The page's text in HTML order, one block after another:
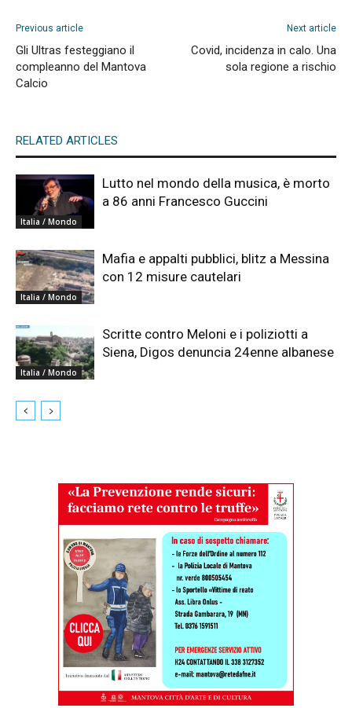
Previous article
Gli Ultras festeggiano il
compleanno del Mantova
Calcio
Next article
Covid, incidenza in calo. Una
sola regione a rischio
RELATED ARTICLES
Italia / Mondo
Lutto nel mondo della musica, è morto
a 86 anni Francesco Guccini
Italia / Mondo
Mafia e appalti pubblici, blitz a Messina
con 12 misure cautelari
Italia / Mondo
Scritte contro Meloni e i poliziotti a
Siena, Digos denuncia 24enne albanese